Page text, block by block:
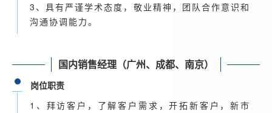
3、具有严谨学术态度，敬业精神，团队合作意识和
沟通协调能力。
国内销售经理（广州、成都、南京）
岗位职责
1、拜访客户，了解客户需求，开拓新客户，新市